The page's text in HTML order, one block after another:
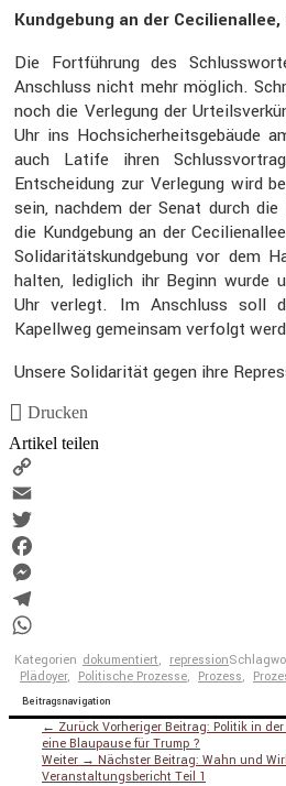
Kundge­bung an der
Die Fortfüh­rung des
Anschluss nicht mehr möglich.
noch die Verle­gung der
Uhr ins Hochsi­cher­heits­ge­bäude
auch Latife ihren
Entschei­dung zur Verle­gung wird
sein, nachdem der Senat durch
die Kundge­bung an der
Solida­ri­täts­kund­ge­bung vor dem
halten, ledig­lich ihr Beginn wurde
Uhr verlegt. Im Anschluss soll
Kapellweg gemeinsam verfolgt
Unsere Solida­rität gegen ihre
Drucken
Artikel teilen
Copy
Link
Email
Twitter
Facebook
Messenger
Telegram
WhatsApp
Kategorien dokumentiert, repression
Plädoyer, Politische Prozesse, Prozess,
Beitragsnavigation
← Zurück Vorheriger Beitrag: Politik in
eine Blaupause für Trump ?
Weiter → Nächster Beitrag: Wahn und
Veranstaltungsbericht Teil 1